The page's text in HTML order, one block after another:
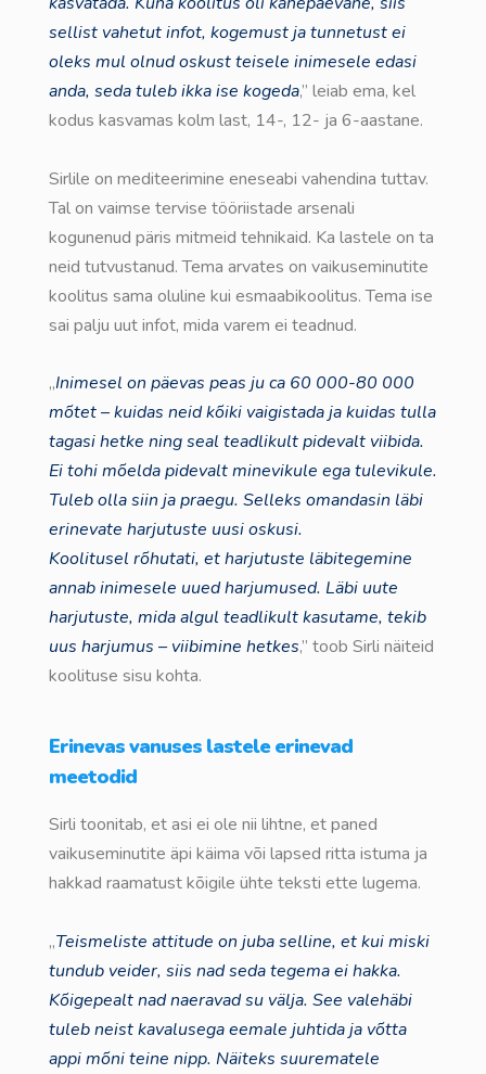
sellist vahetut infot, kogemust ja tunnetust ei
oleks mul olnud oskust teisele inimesele edasi
anda, seda tuleb ikka ise kogeda,” leiab ema, kel
kodus kasvamas kolm last, 14-, 12- ja 6-aastane.
Sirlile on mediteerimine eneseabi vahendina tuttav.
Tal on vaimse tervise tööriistade arsenali
kogunenud päris mitmeid tehnikaid. Ka lastele on ta
neid tutvustanud. Tema arvates on vaikuseminutite
koolitus sama oluline kui esmaabikoolitus. Tema ise
sai palju uut infot, mida varem ei teadnud.
„Inimesel on päevas peas ju ca 60 000-80 000
mõtet – kuidas neid kõiki vaigistada ja kuidas tulla
tagasi hetke ning seal teadlikult pidevalt viibida.
Ei tohi mõelda pidevalt minevikule ega tulevikule.
Tuleb olla siin ja praegu. Selleks omandasin läbi
erinevate harjutuste uusi oskusi.
Koolitusel rõhutati, et harjutuste läbitegemine
annab inimesele uued harjumused. Läbi uute
harjutuste, mida algul teadlikult kasutame, tekib
uus harjumus – viibimine hetkes,” toob Sirli näiteid
koolituse sisu kohta.
Erinevas vanuses lastele erinevad
meetodid
Sirli toonitab, et asi ei ole nii lihtne, et paned
vaikuseminutite äpi käima või lapsed ritta istuma ja
hakkad raamatust kõigile ühte teksti ette lugema.
„Teismeliste attitude on juba selline, et kui miski
tundub veider, siis nad seda tegema ei hakka.
Kõigepealt nad naeravad su välja. See valehäbi
tuleb neist kavalusega eemale juhtida ja võtta
appi mõni teine nipp. Näiteks suurematele